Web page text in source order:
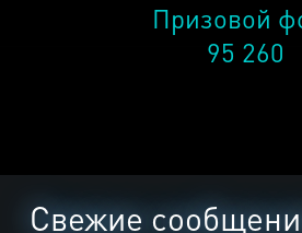
Призовой
95 260
Свежие